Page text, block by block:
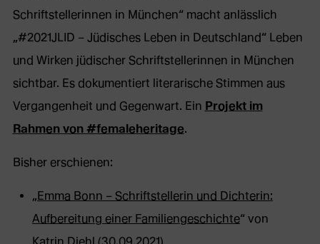
Schriftstellerinnen in München“ macht anlässlich
„#2021JLID – Jüdisches Leben in Deutschland“ Leben
und Wirken jüdischer Schriftstellerinnen in München
sichtbar. Es dokumentiert literarische Stimmen aus
Vergangenheit und Gegenwart. Ein Projekt im
Rahmen von #femaleheritage.
Bisher erschienen:
„ Emma Bonn – Schriftstellerin und Dichterin:
Aufbereitung einer Familiengeschichte“ von